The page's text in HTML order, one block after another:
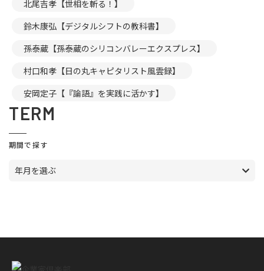
北尾吉孝【世相を斬る！】
鈴木康弘【デジタルシフトの教科書】
孫泰蔵【孫泰蔵のシリコンバレーエクスプレス】
村口和孝【日の丸キャピタリスト風雲録】
安岡定子【『論語』を実践に活かす】
TERM
期間で探す
年月を選ぶ